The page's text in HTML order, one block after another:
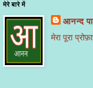
मेरे बारे में
आनन्द
मेरा पूरा